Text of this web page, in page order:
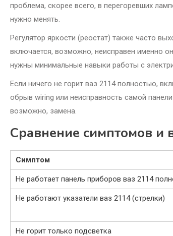
проблема, скорее всего, в перегоревших
нужно менять.
Регулятор яркости (реостат) также часто
включается, возможно, неисправен именно
нужны минимальные навыки работы с
Если ничего не горит ваз 2114 полностью,
обрыв wiring или неисправность самой
возможно, замена.
Сравнение симптомов
Симптом
Не работает панель приборов ваз 2114
Не работают указатели ваз 2114 (стрелки)
Не горит только подсветка